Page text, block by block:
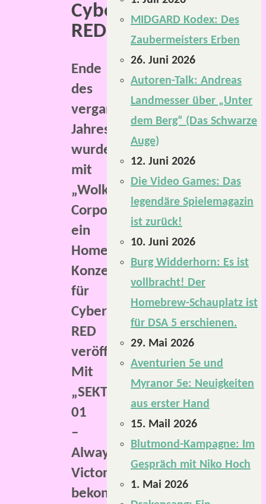
Cyberpunk
RED.
Ende
des
vergangenen
Jahres
wurde
mit
„WolkColium
Corporation“
ein
Homebrew-
Konzern
für
Cyberpunk
RED
veröffentlicht.
Mit
„SEKTION-
01
–
Always
Victoriuos“
bekommt
MIDGARD Kodex: Des
Zaubermeisters Erben
26. Juni 2026
Autoren-Talk: Andreas
Landmesser über „Unter
dem Berg“ (Das Schwarze
Auge)
12. Juni 2026
Die Video Games: Das
legendäre Spielemagazin
ist zurück!
10. Juni 2026
Burg Widderhorn: Es ist
vollbracht! Der
Homebrew-Schauplatz ist
für DSA 5 erschienen.
29. Mai 2026
Aventurien 5e und
Myranor 5e: Neuigkeiten
aus erster Hand
15. Mail 2026
Blutmond-Kampagne: Im
Gespräch mit Niko Hoch
1. Mai 2026